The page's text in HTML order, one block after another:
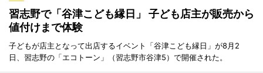
習志野で「谷津こども縁日」 子ども店主が販売から
値付けまで体験
子どもが店主となって出店するイベント「谷津こども縁日」が8月2
日、習志野の「エコトーン」（習志野市谷津5）で開催された。